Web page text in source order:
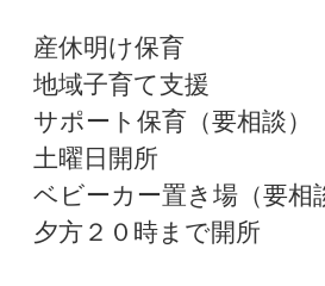
産休明け保育
地域子育て支援
サポート保育（要相談）
土曜日開所
ベビーカー置き場（要相
夕方２０時まで開所